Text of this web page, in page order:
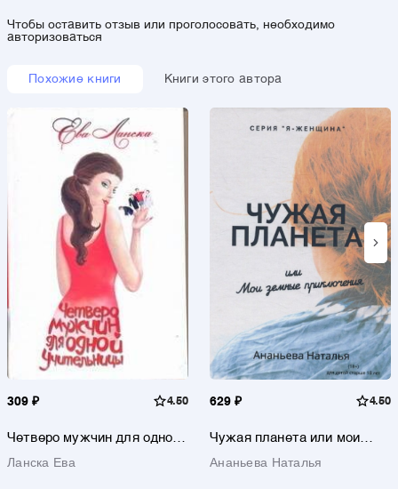
Чтобы оставить отзыв или проголосовать, необходимо
авторизоваться
Похожие книги Книги этого автора
309 ₽ 4.50
Четверо мужчин для одной
Ланска Ева
629 ₽ 4.50
Чужая планета или мои
Ананьева Наталья